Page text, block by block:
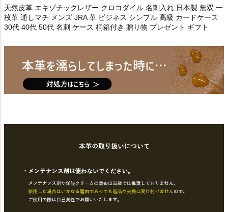
天然皮革 エキゾチックレザー クロコダイル 名刺入れ 日本製 無双 一
枚革 通しマチ メンズ JRA 革 ビジネス シンプル 高級 カードケース
30代 40代 50代 名刺 ケース 桐箱付き 贈り物 プレゼント ギフト